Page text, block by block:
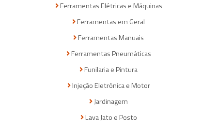
Ferramentas Elétricas e Máquinas
Ferramentas em Geral
Ferramentas Manuais
Ferramentas Pneumáticas
Funilaria e Pintura
Injeção Eletrônica e Motor
Jardinagem
Lava Jato e Posto